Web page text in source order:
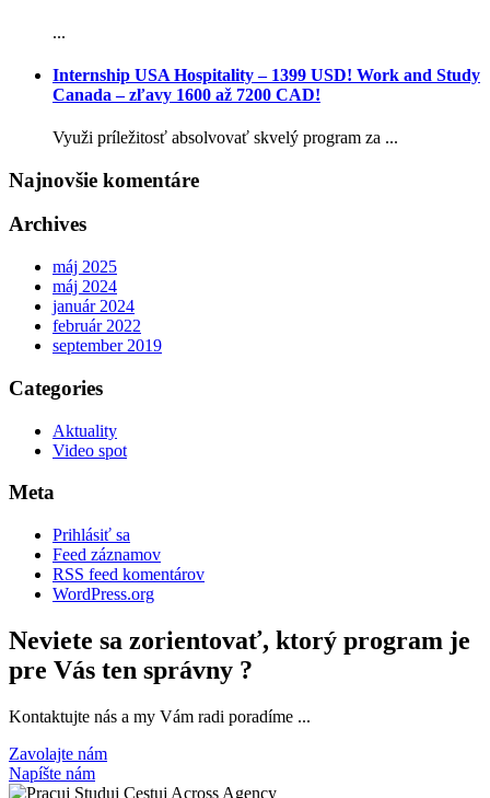
...
Internship USA Hospitality – 1399 USD! Work and Study
Canada – zľavy 1600 až 7200 CAD!
Využi príležitosť absolvovať skvelý program za ...
Najnovšie komentáre
Archives
máj 2025
máj 2024
január 2024
február 2022
september 2019
Categories
Aktuality
Video spot
Meta
Prihlásiť sa
Feed záznamov
RSS feed komentárov
WordPress.org
Neviete sa zorientovať, ktorý program je
pre Vás ten správny ?
Kontaktujte nás a my Vám radi poradíme ...
Zavolajte nám
Napíšte nám